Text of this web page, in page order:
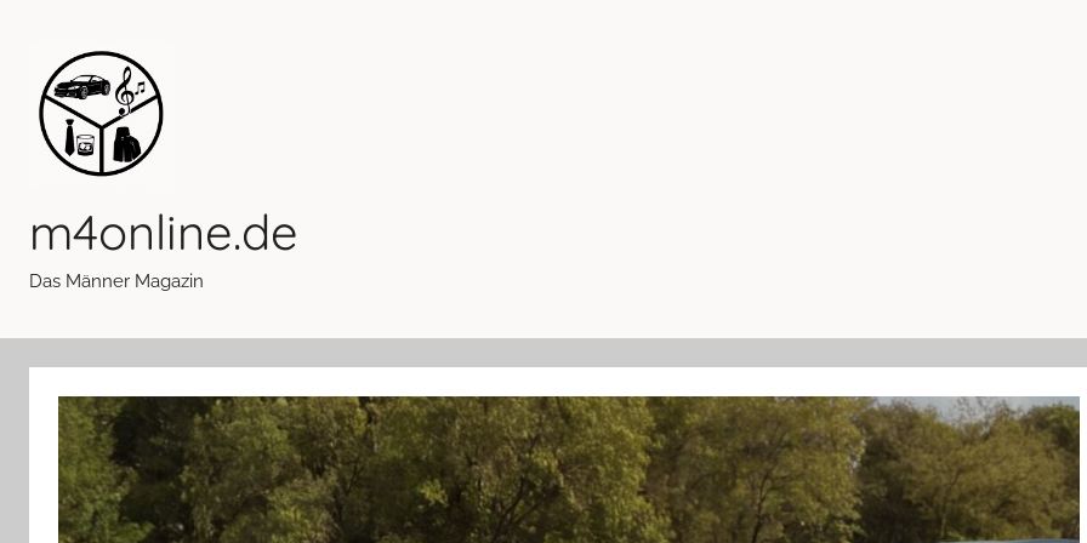
springen
m4online.de
Das Männer Magazin